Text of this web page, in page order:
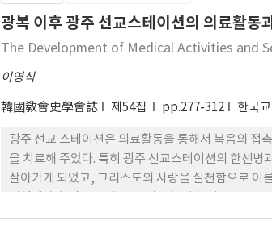
지도하였다. 1990년대 이후로 민족주의적 담론은 민
년대 이후 평화담론의 확산, 세계화에 따른 다문화주
시대적 변화 속에서 탈민족주의적 평화통일 담론이
담론들을 논의하면서 그 담론들이 제시하는 평화와
광복 이후 광주 선교스테이션의 의료활동
The Development of Medical Activities and
이영식
韓國敎會史學會誌 제54집 pp.277-312 한국
광주 선교 스테이션은 의료활동을 통해서 복음의 접
을 치료해 주었다. 특히 광주 선교스테이션의 한센
살아가게 되었고, 그리스도의 사랑을 실천함으로 이
동은 광주지역을 넘어서 여수와 순천으로 그리고 남